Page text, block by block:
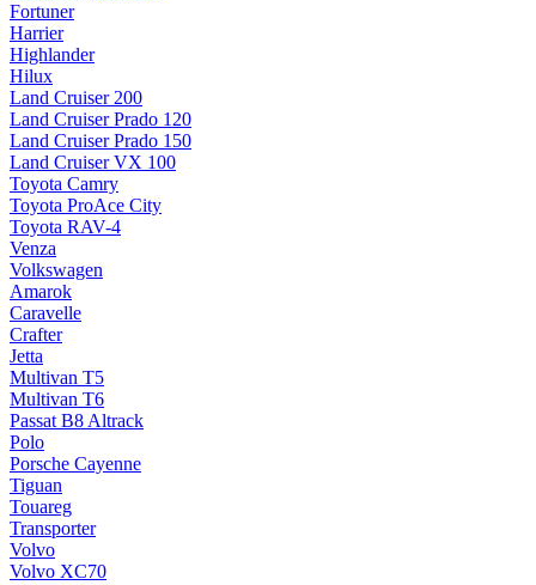
Fortuner
Harrier
Highlander
Hilux
Land Cruiser 200
Land Cruiser Prado 120
Land Cruiser Prado 150
Land Cruiser VX 100
Toyota Camry
Toyota ProAce City
Toyota RAV-4
Venza
Volkswagen
Amarok
Caravelle
Crafter
Jetta
Multivan T5
Multivan T6
Passat B8 Altrack
Polo
Porsche Cayenne
Tiguan
Touareg
Transporter
Volvo
Volvo XC70